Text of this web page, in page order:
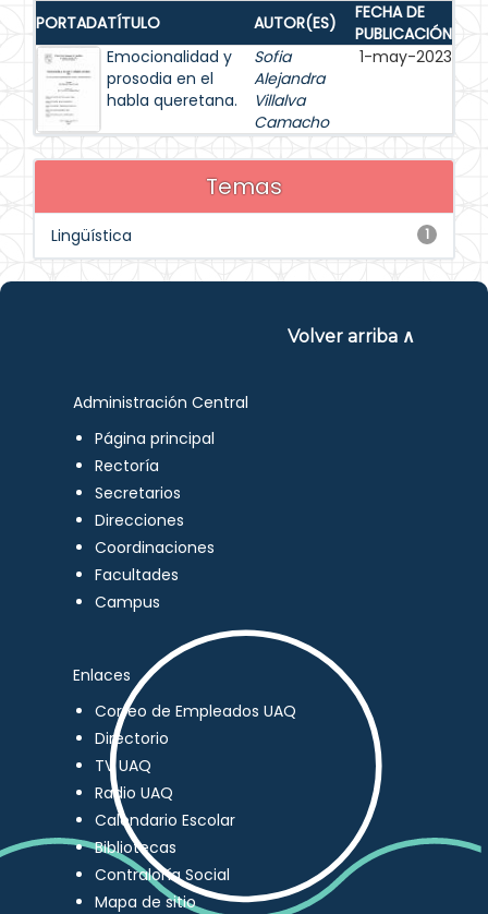
PORTADATÍTULO AUTOR(ES)
FECHA DE
PUBLICACIÓN
Emocionalidad y
prosodia en el
habla queretana.
Sofia
Alejandra
Villalva
Camacho
1-may-2023
Temas
1
Lingüística
Volver arriba ∧
Administración Central
Página principal
Rectoría
Secretarios
Direcciones
Coordinaciones
Facultades
Campus
Enlaces
Correo de Empleados UAQ
Directorio
TV UAQ
Radio UAQ
Calendario Escolar
Bibliotecas
Contraloría Social
Mapa de sitio